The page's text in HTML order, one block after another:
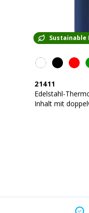
Sustainable
21411
Edelstahl-
Inhalt mit